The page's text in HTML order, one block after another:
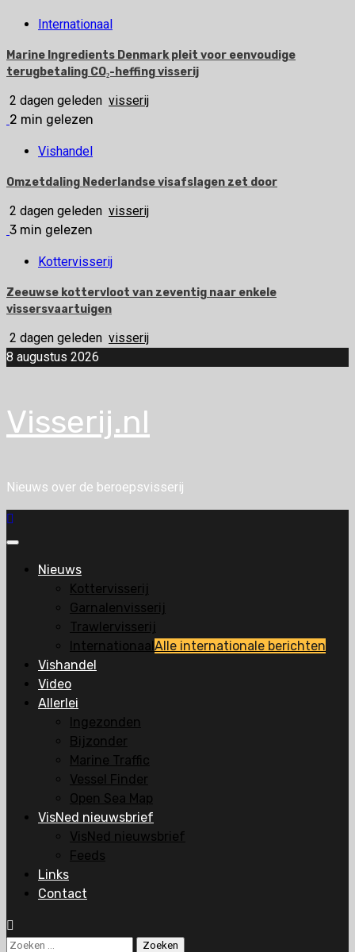
Internationaal
Marine Ingredients Denmark pleit voor eenvoudige
terugbetaling CO₂-heffing visserij
2 dagen geleden visserij
2 min gelezen
Vishandel
Omzetdaling Nederlandse visafslagen zet door
2 dagen geleden visserij
3 min gelezen
Kottervisserij
Zeeuwse kottervloot van zeventig naar enkele
vissersvaartuigen
2 dagen geleden visserij
8 augustus 2026
Visserij.nl
Nieuws over de beroepsvisserij
Primair
Nieuws
Kottervisserij
Garnalenvisserij
Trawlervisserij
InternationaalAlle internationale berichten
Vishandel
Video
Allerlei
Ingezonden
Bijzonder
Marine Traffic
Vessel Finder
Open Sea Map
VisNed nieuwsbrief
VisNed nieuwsbrief
Feeds
Links
Contact
Zoeken